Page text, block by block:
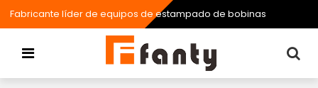
Fabricante líder de equipos de estampado de bobinas